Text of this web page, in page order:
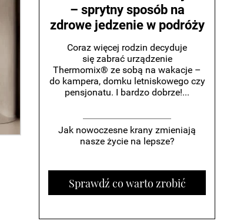
– sprytny sposób na
zdrowe jedzenie w podróży
Coraz więcej rodzin decyduje
się zabrać urządzenie
Thermomix® ze sobą na wakacje –
do kampera, domku letniskowego czy
pensjonatu. I bardzo dobrze!...
Jak nowoczesne krany zmieniają
nasze życie na lepsze?
Sprawdź co warto zrobić